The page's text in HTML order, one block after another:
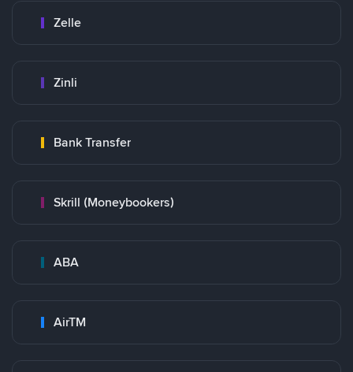
Zelle
Zinli
Bank Transfer
Skrill (Moneybookers)
ABA
AirTM